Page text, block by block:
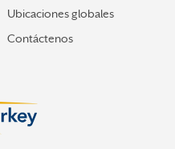
Ubicaciones globales
Contáctenos